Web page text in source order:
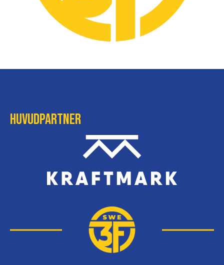
Huvudpartner